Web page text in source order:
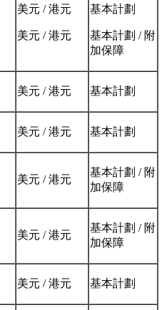
美元 / 港元
美元 / 港元
基本計劃
基本計劃 / 附
加保障
美元 / 港元 基本計劃
美元 / 港元 基本計劃
美元 / 港元
基本計劃 / 附
加保障
美元 / 港元
基本計劃 / 附
加保障
美元 / 港元 基本計劃